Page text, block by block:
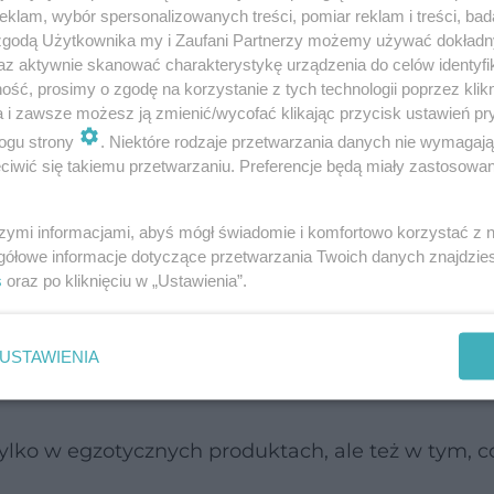
formy wpływ ma również aktywność fizyczna i
pomaga.
odżywiają się zgodnie z zasadami
owoce, warzywa, a Japończycy rzadko sięgają
na świecie, a ludzie w Japonii żyją
jest najlepsza dla naszych organizmów - nie
a znaczenie ma nie tylko, co jesz, ale też
w egzotycznych produktach, ale też w tym,
wybór spersonalizowanych treści, pomiar reklam i treści,
Użytkownika my i Zaufani Partnerzy możemy używać
aktywnie skanować charakterystykę urządzenia do celów
prosimy o zgodę na korzystanie z tych technologii poprzez
i zawsze możesz ją zmienić/wycofać klikając przycisk ustawień
strony
. Niektóre rodzaje przetwarzania danych nie
się takiemu przetwarzaniu. Preferencje będą miały
informacjami, abyś mógł świadomie i komfortowo korzystać z
informacje dotyczące przetwarzania Twoich danych
oraz po kliknięciu w „Ustawienia”.
USTAWIENIA